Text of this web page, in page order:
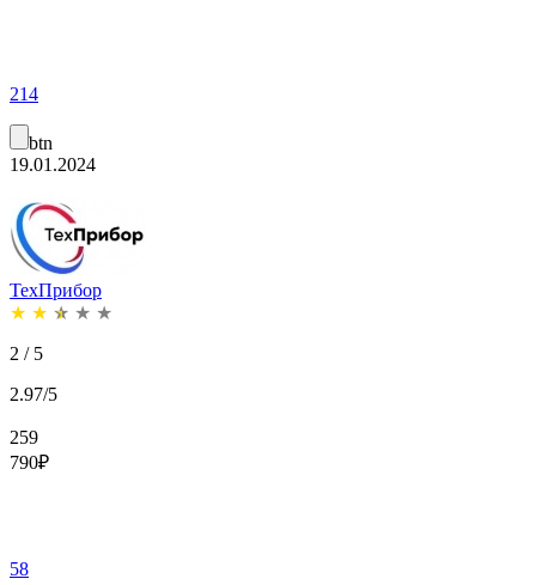
214
btn
19.01.2024
ТехПрибор
★ ★ ★ ★ ★
2 / 5
2.97/5
259
790₽
58